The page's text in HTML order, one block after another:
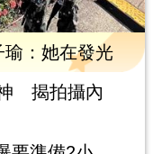
：她在發光
揭拍攝內